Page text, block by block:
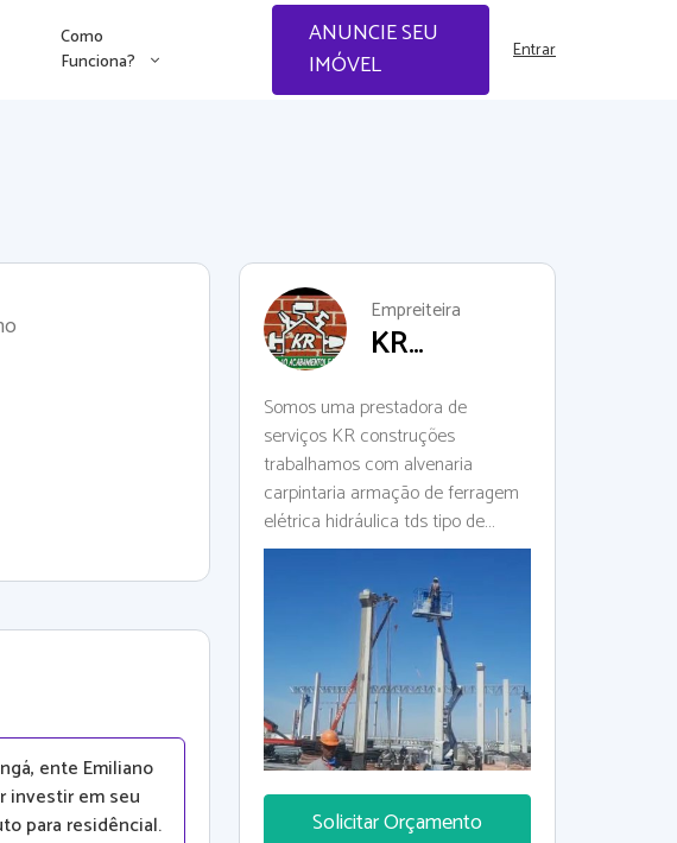
Como
Funciona?
ANUNCIE SEU
IMÓVEL
Entrar
ente Emiliano
investir em seu
para residêncial.
Empreiteira
KR
Somos uma prestadora de
serviços KR construções
trabalhamos com alvenaria
carpintaria armação de ferragem
elétrica hidráulica tds tipo de
acabamentos e reformas com
mão de obra especializada e
Solicitar Orçamento